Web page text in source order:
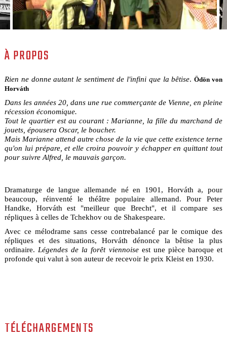
À PROPOS
Rien ne donne autant le sentiment de l'infini que la bêtise.Ödön von
Horváth
Dans les années 20, dans une rue commerçante de Vienne, en pleine
récession économique.
Tout le quartier est au courant : Marianne, la fille du marchand de
jouets, épousera Oscar, le boucher.
Mais Marianne attend autre chose de la vie que cette existence terne
qu'on lui prépare, et elle croira pouvoir y échapper en quittant tout
pour suivre Alfred, le mauvais garçon.
Dramaturge de langue allemande né en 1901, Horváth a, pour
beaucoup, réinventé le théâtre populaire allemand. Pour Peter
Handke, Horváth est "meilleur que Brecht", et il compare ses
répliques à celles de Tchekhov ou de Shakespeare.
Avec ce mélodrame sans cesse contrebalancé par le comique des
répliques et des situations, Horváth dénonce la bêtise la plus
ordinaire. Légendes de la forêt viennoiseest une pièce baroque et
profonde qui valut à son auteur de recevoir le prix Kleist en 1930.
TÉLÉCHARGEMENTS